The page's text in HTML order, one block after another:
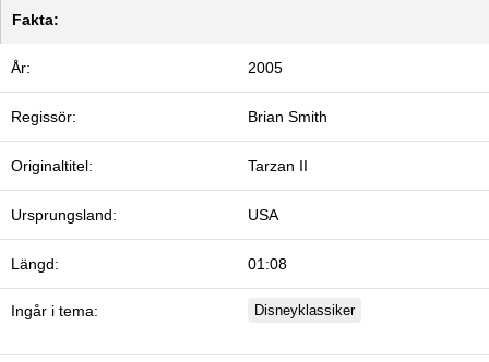
Fakta:
År: 2005
Regissör: Brian Smith
Originaltitel: Tarzan II
Ursprungsland: USA
Längd: 01:08
Ingår i tema: Disneyklassiker